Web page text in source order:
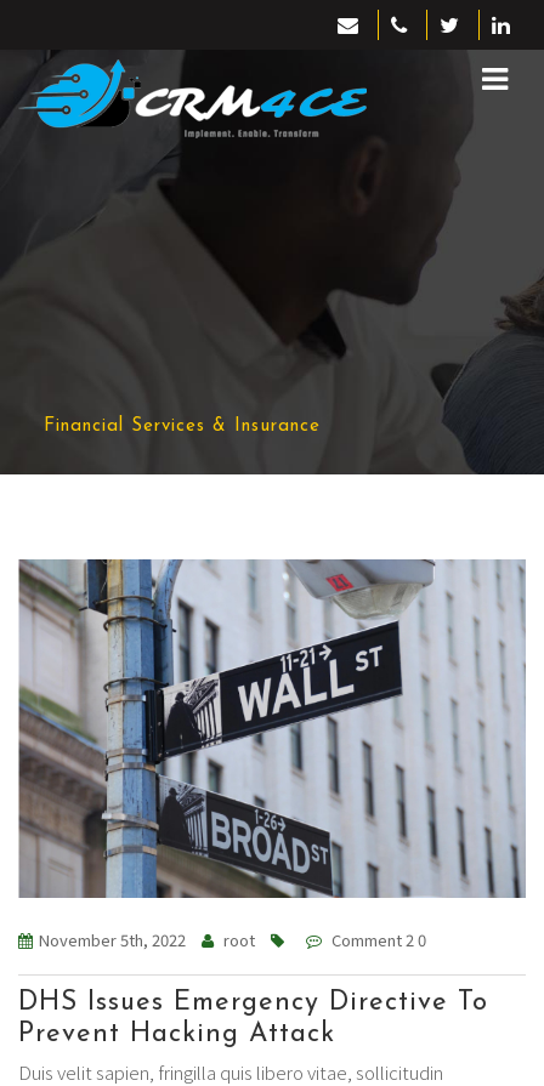
Financial Services & Insurance
November 5th, 2022 root Comment 2 0
DHS Issues Emergency Directive To
Prevent Hacking Attack
Duis velit sapien, fringilla quis libero vitae, sollicitudin